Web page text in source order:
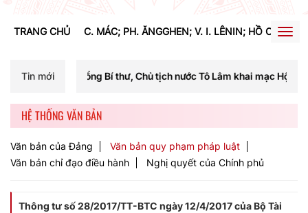
TRANG CHỦ C. MÁC; PH. ĂNGGHEN; V. I. LÊNIN; HỒ CHÍ
Tin mới
Bí thư, Chủ tịch nước Tô Lâm khai mạc Hội nghị Trung ương lần
HỆ THỐNG VĂN BẢN
Văn bản của Đảng
Văn bản quy phạm pháp luật
Văn bản chỉ đạo điều hành
Nghị quyết của Chính phủ
Thông tư số 28/2017/TT-BTC ngày 12/4/2017 của Bộ Tài